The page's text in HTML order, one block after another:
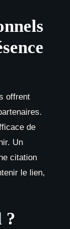
offrent
de
Un
citation
le lien,
?